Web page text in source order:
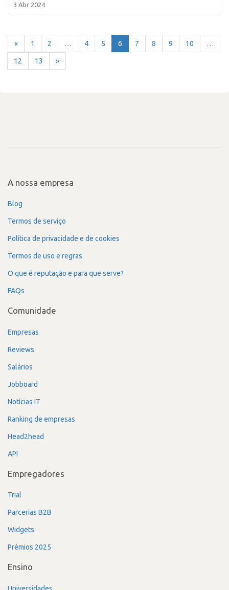
3 Abr 2024
« 1 2 … 4 5 6 7 8 9 10 …
12 13 »
A nossa empresa
Blog
Termos de serviço
Política de privacidade e de cookies
Termos de uso e regras
O que é reputação e para que serve?
FAQs
Comunidade
Empresas
Reviews
Salários
Jobboard
Notícias IT
Ranking de empresas
Head2head
API
Empregadores
Trial
Parcerias B2B
Widgets
Prémios 2025
Ensino
Universidades